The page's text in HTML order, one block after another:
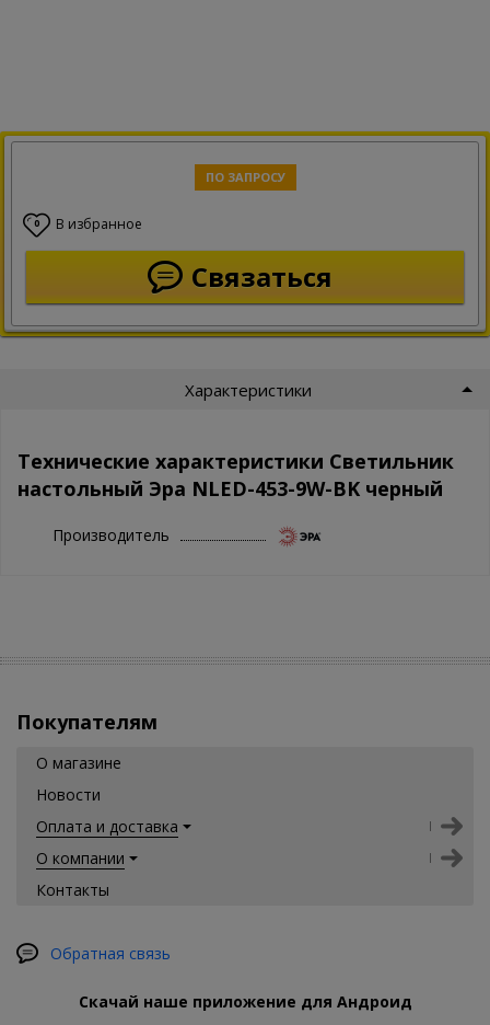
ПО ЗАПРОСУ
0 В избранное
Связаться
Характеристики
Технические характеристики Светильник
настольный Эра NLED-453-9W-BK черный
Производитель
Покупателям
О магазине
Новости
Оплата и доставка
О компании
Контакты
Обратная связь
Скачай наше приложение для Андроид